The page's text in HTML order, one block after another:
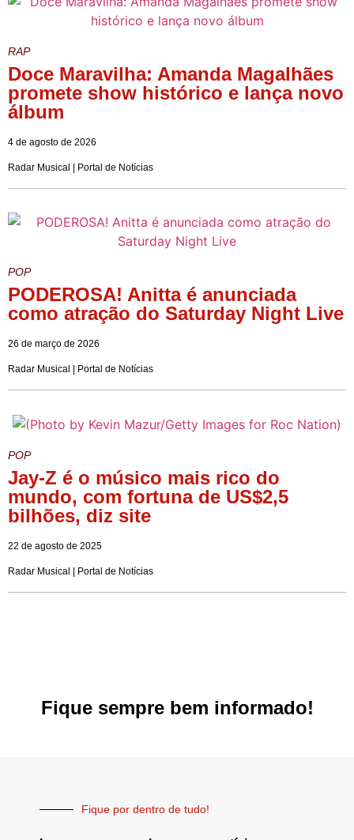
RAP
Doce Maravilha: Amanda Magalhães
promete show histórico e lança novo
álbum
4 de agosto de 2026
Radar Musical | Portal de Notícias
POP
PODEROSA! Anitta é anunciada
como atração do Saturday Night Live
26 de março de 2026
Radar Musical | Portal de Notícias
POP
Jay-Z é o músico mais rico do
mundo, com fortuna de US$2,5
bilhões, diz site
22 de agosto de 2025
Radar Musical | Portal de Notícias
Fique sempre bem informado!
Fique por dentro de tudo!